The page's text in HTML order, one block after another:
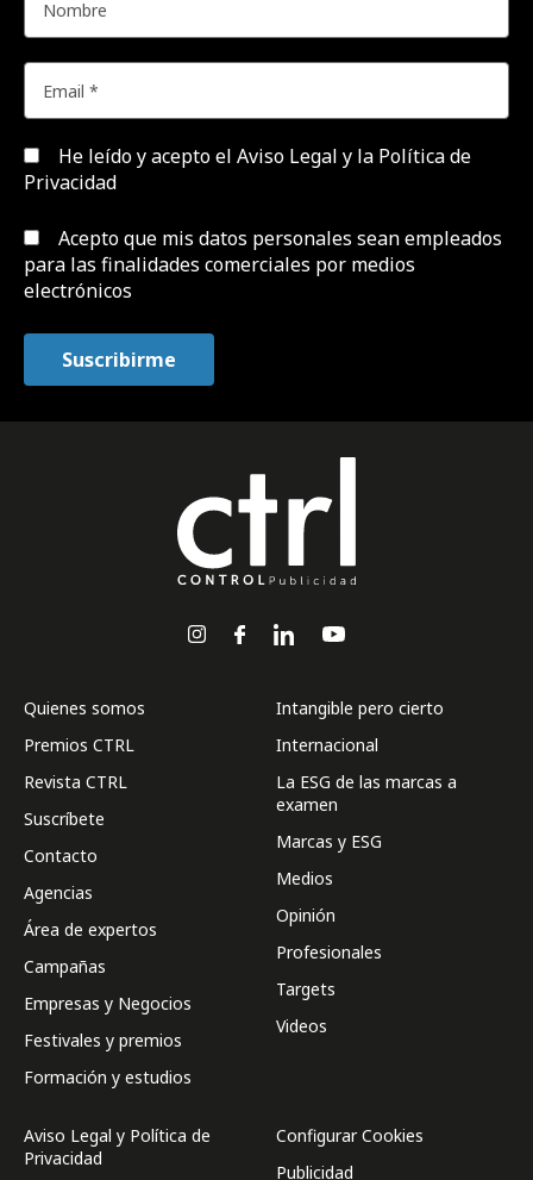
He leído y acepto el Aviso Legal y la Política de
Privacidad
Acepto que mis datos personales sean empleados
para las finalidades comerciales por medios
electrónicos
Quienes somos
Premios CTRL
Revista CTRL
Suscríbete
Contacto
Agencias
Área de expertos
Campañas
Empresas y Negocios
Festivales y premios
Formación y estudios
Intangible pero cierto
Internacional
La ESG de las marcas a
examen
Marcas y ESG
Medios
Opinión
Profesionales
Targets
Videos
Aviso Legal y Política de
Privacidad
Configurar Cookies
Publicidad